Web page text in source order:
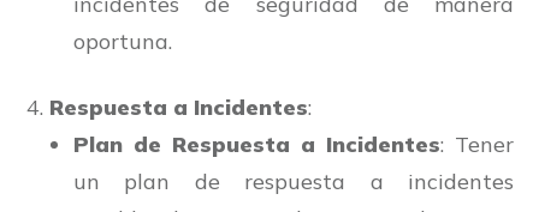
oportuna.
Respuesta a Incidentes:
Plan de Respuesta a Incidentes: Tener
un plan de respuesta a incidentes